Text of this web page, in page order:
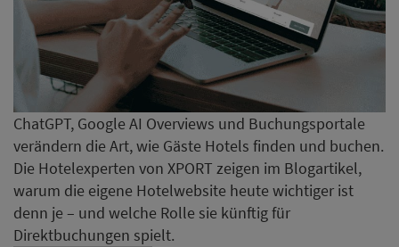
ChatGPT, Google AI Overviews und Buchungsportale
verändern die Art, wie Gäste Hotels finden und buchen.
Die Hotelexperten von XPORT zeigen im Blogartikel,
warum die eigene Hotelwebsite heute wichtiger ist
denn je – und welche Rolle sie künftig für
Direktbuchungen spielt.